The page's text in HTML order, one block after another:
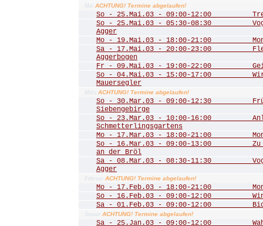
Mai ACHTUNG! Termine abgelaufen!
So - 25.Mai.03 - 09:00-12:00
So - 25.Mai.03 - 05:30-08:30
Agger
Mo - 19.Mai.03 - 18:00-21:00
Sa - 17.Mai.03 - 20:00-23:00
Aggerbogen
Fr - 09.Mai.03 - 19:00-22:00
So - 04.Mai.03 - 15:00-17:00 Wir
Mauersegler
März ACHTUNG! Termine abgelaufen!
So - 30.Mar.03 - 09:00-12:30
Siebengebirge
So - 23.Mar.03 - 10:00-16:00
Schmetterlingsgartens
Mo - 17.Mar.03 - 18:00-21:00
So - 16.Mar.03 - 09:00-13:00 Zu
an der Bröl
Sa - 08.Mar.03 - 08:30-11:30
Agger
Februar ACHTUNG! Termine abgelaufen!
Mo - 17.Feb.03 - 18:00-21:00
So - 16.Feb.03 - 09:00-12:00
Sa - 01.Feb.03 - 09:00-12:00
Januar ACHTUNG! Termine abgelaufen!
Sa - 25.Jan.03 - 09:00-12:00